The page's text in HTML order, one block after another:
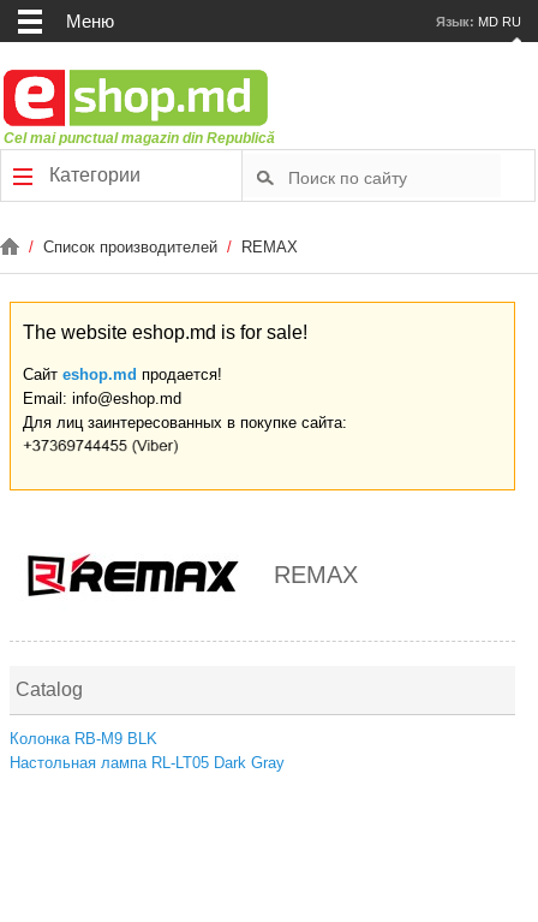
Меню Язык: MD RU
Cel mai punctual magazin din Republică
Категории
/ Список производителей / REMAX
The website eshop.md is for sale!
Сайт eshop.md продается!
Email: info@eshop.md
Для лиц заинтересованных в покупке сайта:
REMAX
Catalog
Колонка RB-M9 BLK
Настольная лампа RL-LT05 Dark Gray